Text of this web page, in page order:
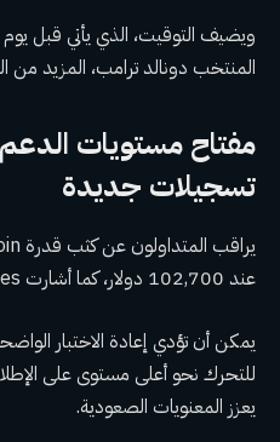
ويضيف التوقيت، الذي يأتي قبل
المنتخب دونالد ترامب، المزيد من
تسجيلات جديدة
عند 102,700 دولار، كما أشارت Daan Crypto Trades.
يمكن أن تؤدي إعادة الاختبار
للتحرك نحو أعلى مستوى على
يعزز المعنويات الصعودية.